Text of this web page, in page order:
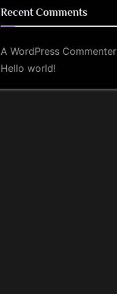
Recent Comments
A WordPress Commenter
Hello world!